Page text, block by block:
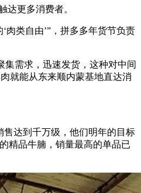
达更多消费者。
肉类自由’”，拼多多年货节负责
需求，迅速发货，这种对中间
就能从东来顺内蒙基地直达消
售达到千万级，他们明年的目标
精品牛腩，销量最高的单品已